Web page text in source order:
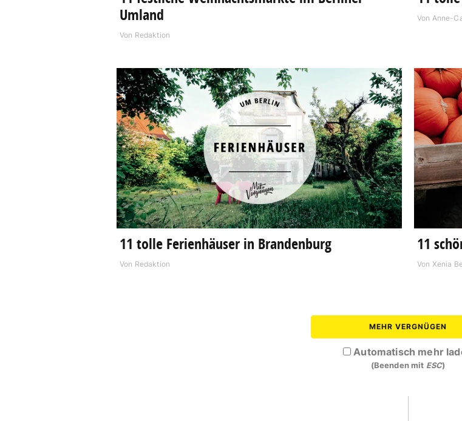
Umland
Von Redaktion
Von Anne-
11 tolle Ferienhäuser in Brandenburg
Von Redaktion
11
Von Xenia
MEHR VERGNÜGEN
Automatisch mehr
(Beenden mit ESC)